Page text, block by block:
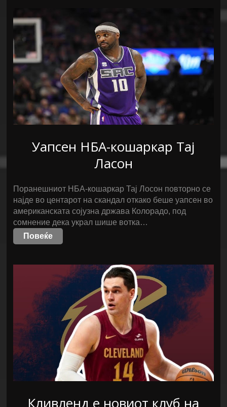
Уапсен НБА-кошаркар Тај
Ласон
Поранешниот НБА-кошаркар Тај Лосон повторно се
најде во центарот на скандал откако беше уапсен во
американската сојузна држава Колорадо, под
сомнение дека украл шише вотка…
Повеќе
Кливленд е новиот клуб на